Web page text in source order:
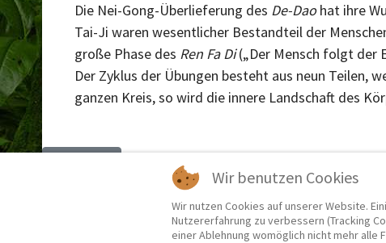
Die Nei-Gong-Überlieferung des De-Daohat ihre
Tai-Ji waren wesentlicher Bestandteil der
große Phase des Ren Fa Di(„Der Mensch folgt der
Der Zyklus der Übungen besteht aus neun Teilen,
ganzen Kreis, so wird die innere Landschaft des
Vorheriger Beitrag: Das Geheimnis vom Lou Jin Tong
Wir benutzen Cookies
Wir nutzen Cookies auf unserer Website.
Nutzererfahrung zu verbessern (Tracking
einer Ablehnung womöglich nicht mehr